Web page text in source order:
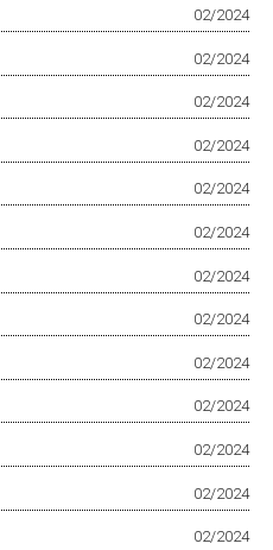
02/2024
02/2024
02/2024
02/2024
02/2024
02/2024
02/2024
02/2024
02/2024
02/2024
02/2024
02/2024
02/2024